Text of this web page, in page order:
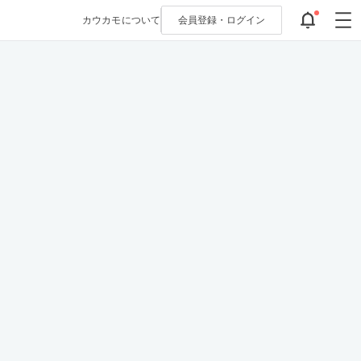
カウカモについて 会員登録・ ログイン